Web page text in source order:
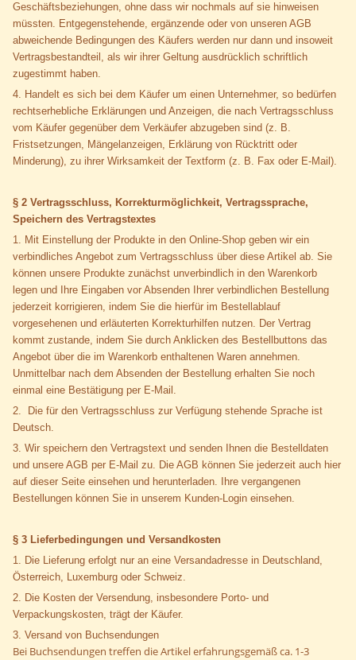
Geschäftsbeziehungen, ohne dass wir nochmals auf sie hinweisen
müssten. Entgegenstehende, ergänzende oder von unseren AGB
abweichende Bedingungen des Käufers werden nur dann und insoweit
Vertragsbestandteil, als wir ihrer Geltung ausdrücklich schriftlich
zugestimmt haben.
4. Handelt es sich bei dem Käufer um einen Unternehmer, so bedürfen
rechtserhebliche Erklärungen und Anzeigen, die nach Vertragsschluss
vom Käufer gegenüber dem Verkäufer abzugeben sind (z. B.
Fristsetzungen, Mängelanzeigen, Erklärung von Rücktritt oder
Minderung), zu ihrer Wirksamkeit der Textform (z. B. Fax oder E-Mail).
§ 2 Vertragsschluss, Korrekturmöglichkeit, Vertragssprache,
Speichern des Vertragstextes
1. Mit Einstellung der Produkte in den Online-Shop geben wir ein
verbindliches Angebot zum Vertragsschluss über diese Artikel ab. Sie
können unsere Produkte zunächst unverbindlich in den Warenkorb
legen und Ihre Eingaben vor Absenden Ihrer verbindlichen Bestellung
jederzeit korrigieren, indem Sie die hierfür im Bestellablauf
vorgesehenen und erläuterten Korrekturhilfen nutzen. Der Vertrag
kommt zustande, indem Sie durch Anklicken des Bestellbuttons das
Angebot über die im Warenkorb enthaltenen Waren annehmen.
Unmittelbar nach dem Absenden der Bestellung erhalten Sie noch
einmal eine Bestätigung per E-Mail.
2. Die für den Vertragsschluss zur Verfügung stehende Sprache ist
Deutsch.
3. Wir speichern den Vertragstext und senden Ihnen die Bestelldaten
und unsere AGB per E-Mail zu. Die AGB können Sie jederzeit auch hier
auf dieser Seite einsehen und herunterladen. Ihre vergangenen
Bestellungen können Sie in unserem Kunden-Login einsehen.
§ 3 Lieferbedingungen und Versandkosten
1. Die Lieferung erfolgt nur an eine Versandadresse in Deutschland,
Österreich, Luxemburg oder Schweiz.
2. Die Kosten der Versendung, insbesondere Porto- und
Verpackungskosten, trägt der Käufer.
3. Versand von Buchsendungen
Bei Buchsendungen treffen die Artikel erfahrungsgemäß ca. 1-3